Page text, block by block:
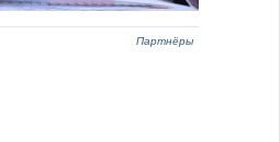
Партнёры